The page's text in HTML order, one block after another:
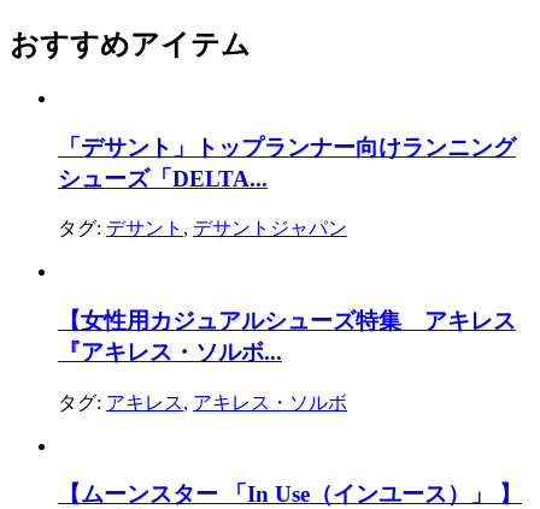
おすすめアイテム
「デサント」トップランナー向けランニング
シューズ「DELTA...
タグ: デサント , デサントジャパン
【女性用カジュアルシューズ特集 アキレス
『アキレス・ソルボ...
タグ: アキレス, アキレス・ソルボ
【ムーンスター 「In Use（インユース）」 】